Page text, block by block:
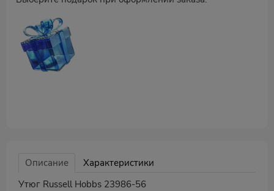
Описание
Характеристики
Утюг Russell Hobbs 23986-56